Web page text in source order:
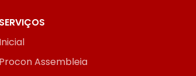
SERVIÇOS
Inicial
Procon Assembleia